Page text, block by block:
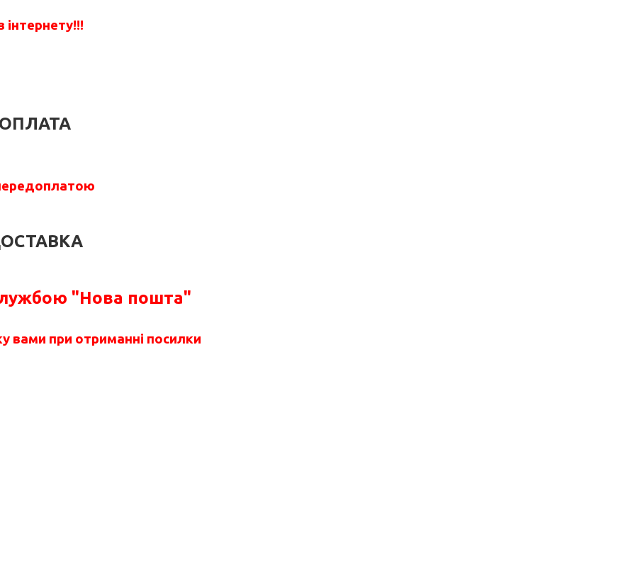
"Нова пошта"
вами при отриманні посилки